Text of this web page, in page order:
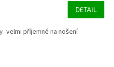
DETAIL
velmi příjemné na nošení